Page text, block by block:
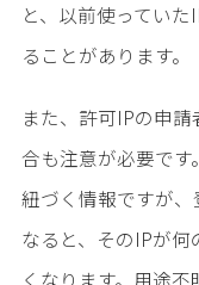
と、以前使ってい
ることがあります。
また、許可IPの申
合も注意が必要で
紐づく情報ですが、
なると、そのIPが
くなります。用途